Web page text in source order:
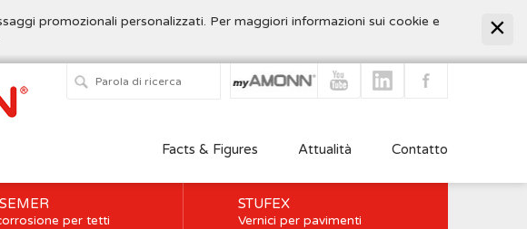
promozionali personalizzati. Per maggiori informazioni sui cookie e
Facts & Figures Attualità Contatto
per tetti
STUFEX
Vernici per pavimenti